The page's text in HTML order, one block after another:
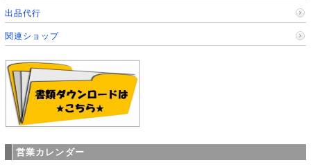
出品代行
関連ショップ
営業カレンダー